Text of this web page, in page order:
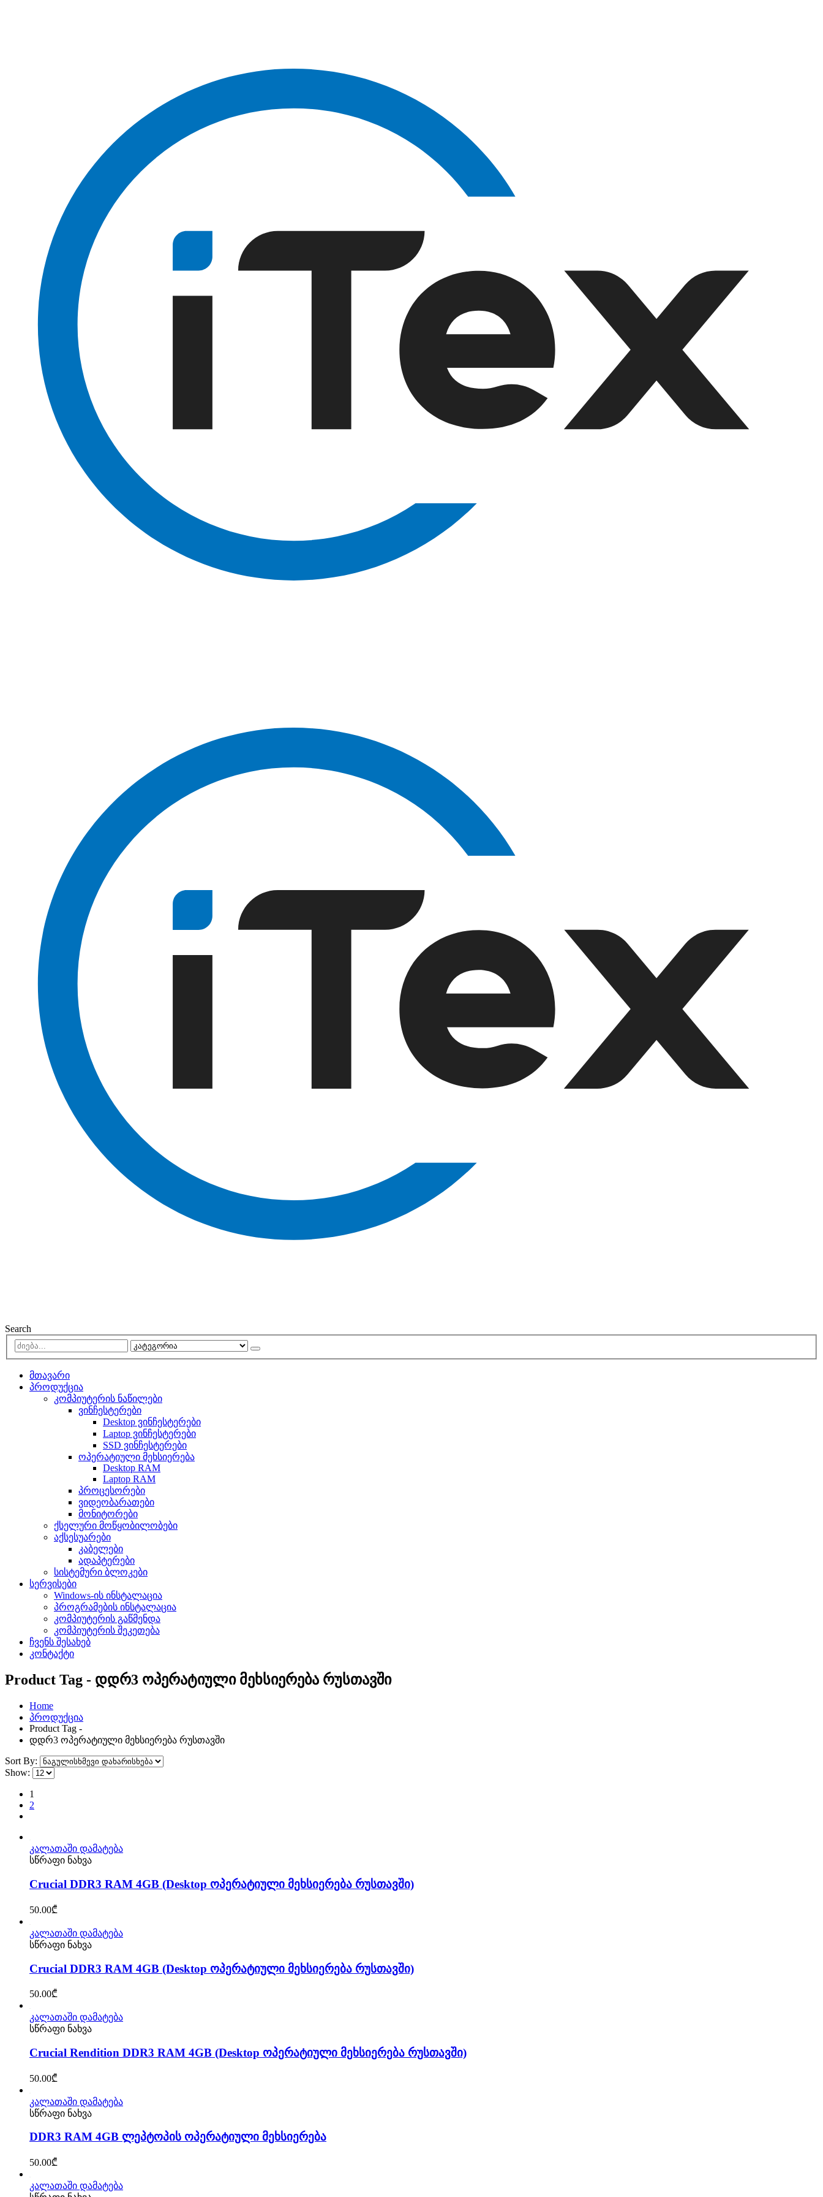
Search
მთავარი
პროდუქცია
კომპიუტერის ნაწილები
ვინჩესტერები
Desktop ვინჩესტერები
Laptop ვინჩესტერები
SSD ვინჩესტერები
ოპერატიული მეხსიერება
Desktop RAM
Laptop RAM
პროცესორები
ვიდეობარათები
მონიტორები
ქსელური მოწყობილობები
აქსესუარები
კაბელები
ადაპტერები
სისტემური ბლოკები
სერვისები
Windows-ის ინსტალაცია
პროგრამების ინსტალაცია
კომპიუტერის გაწმენდა
კომპიუტერის შეკეთება
ჩვენს შესახებ
კონტაქტი
Product Tag - დდრ3 ოპერატიული მეხსიერება რუსთავში
Home
პროდუქცია
Product Tag -
დდრ3 ოპერატიული მეხსიერება რუსთავში
Sort By:
Show:
1
2
კალათაში დამატება
სწრაფი ნახვა
Crucial DDR3 RAM 4GB (Desktop ოპერატიული მეხსიერება რუსთავში)
50.00₾
კალათაში დამატება
სწრაფი ნახვა
Crucial DDR3 RAM 4GB (Desktop ოპერატიული მეხსიერება რუსთავში)
50.00₾
კალათაში დამატება
სწრაფი ნახვა
Crucial Rendition DDR3 RAM 4GB (Desktop ოპერატიული მეხსიერება რუსთავში)
50.00₾
კალათაში დამატება
სწრაფი ნახვა
DDR3 RAM 4GB ლეპტოპის ოპერატიული მეხსიერება
50.00₾
კალათაში დამატება